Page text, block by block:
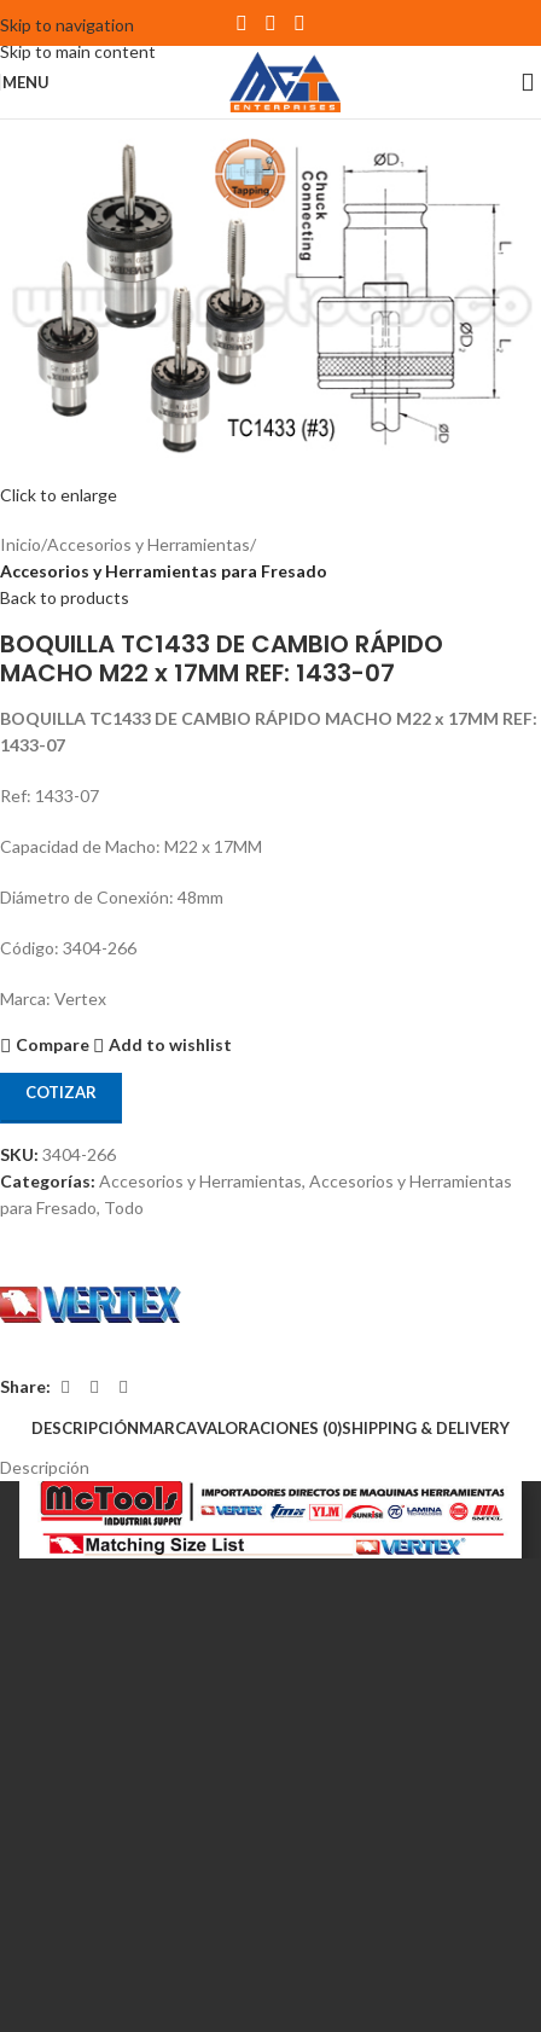
Skip to navigation
Skip to main content
MENU
Click to enlarge
Inicio Accesorios y Herramientas
Accesorios y Herramientas para Fresado
Back to products
BOQUILLA TC1433 DE CAMBIO RÁPIDO
MACHO M22 x 17MM REF: 1433-07
BOQUILLA TC1433 DE CAMBIO RÁPIDO MACHO M22 x 17MM REF:
1433-07
Ref: 1433-07
Capacidad de Macho: M22 x 17MM
Diámetro de Conexión: 48mm
Código: 3404-266
Marca: Vertex
Compare Add to wishlist
COTIZAR
SKU: 3404-266
Categorías: Accesorios y Herramientas, Accesorios y Herramientas
para Fresado, Todo
Share:
DESCRIPCIÓNMARCAVALORACIONES (0)SHIPPING & DELIVERY
Descripción